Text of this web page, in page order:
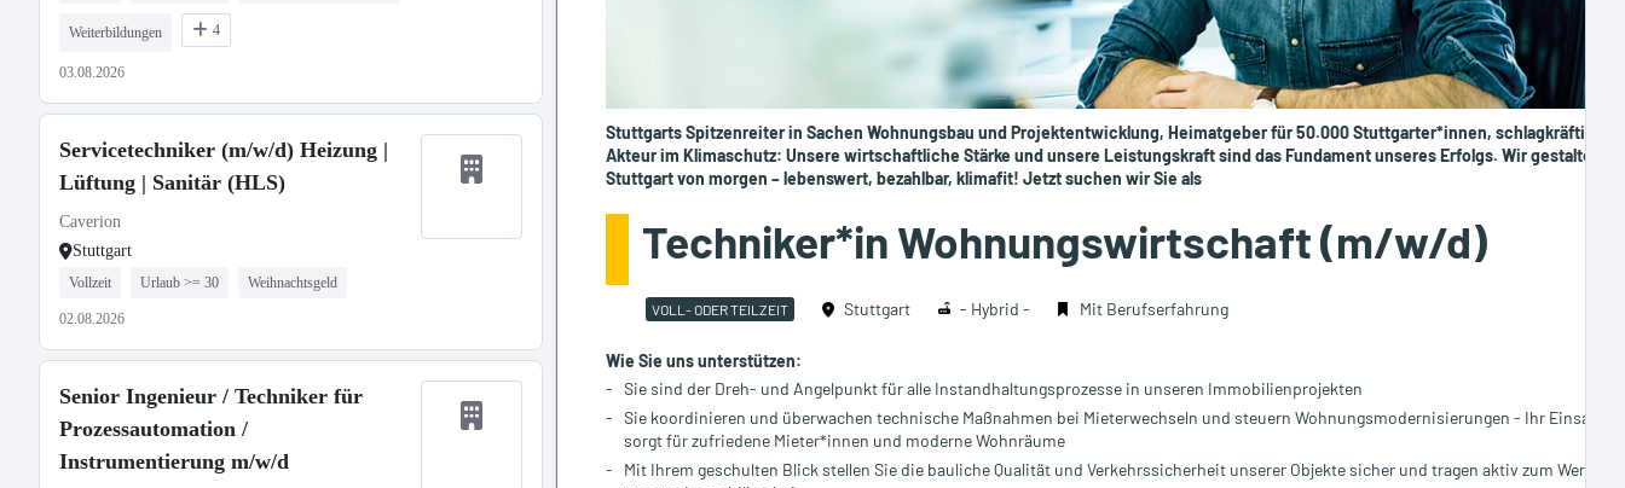
Weiterbildungen 4
03.08.2026
Servicetechniker (m/w/d) Heizung |
Lüftung | Sanitär (HLS)
Caverion
Stuttgart
Vollzeit Urlaub >= 30 Weihnachtsgeld
02.08.2026
Senior Ingenieur / Techniker für
Prozessautomation /
Instrumentierung m/w/d